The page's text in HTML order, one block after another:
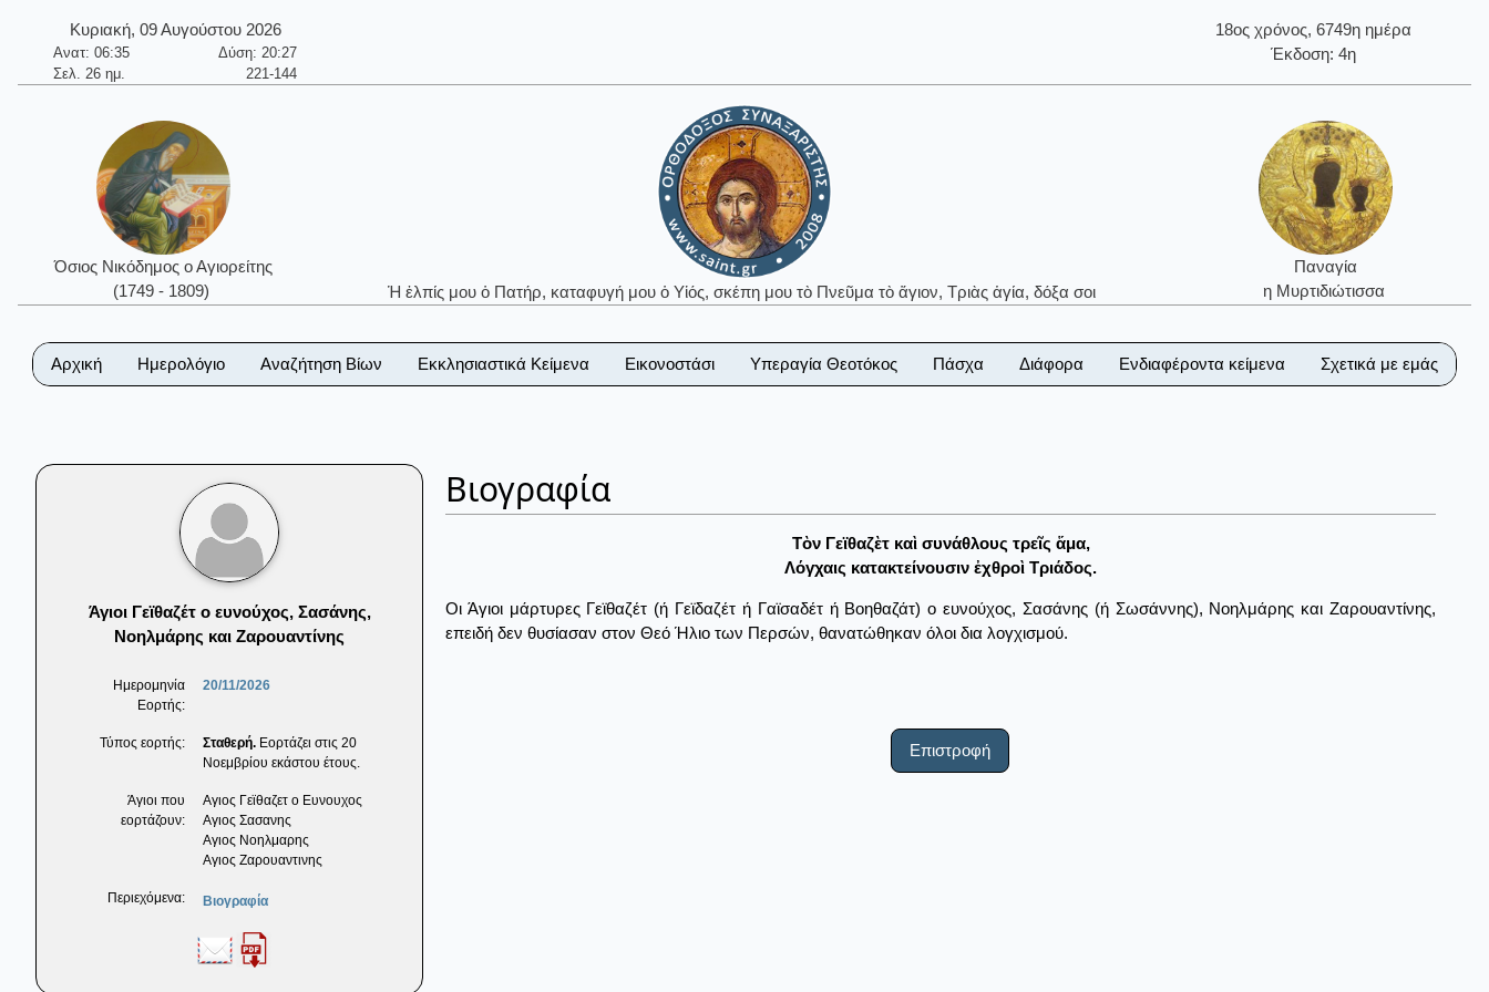
Κυριακή, 09 Αυγούστου 2026
Ανατ: 06:35
Δύση: 20:27
Σελ. 26 ημ.
221-144
18ος χρόνος, 6749η ημέρα
Έκδοση: 4η
Όσιος Νικόδημος ο Αγιορείτης
(1749 - 1809)
Ἡ ἐλπίς μου ὁ Πατήρ, καταφυγή μου ὁ Υἱός, σκέπη μου τὸ Πνεῦμα τὸ ἅγιον, Τριὰς ἁγία, δόξα σοι
Παναγία
η Μυρτιδιώτισσα
Αρχική Ημερολόγιο Αναζήτηση Βίων Εκκλησιαστικά Κείμενα Εικονοστάσι Υπεραγία Θεοτόκος Πάσχα Διάφορα Ενδιαφέροντα κείμενα Σχετικά με εμάς
Άγιοι Γεϊθαζέτ ο ευνούχος, Σασάνης,
Νοηλμάρης και Ζαρουαντίνης
Ημερομηνία
Εορτής:
20/11/2026
Τύπος εορτής: Σταθερή. Εορτάζει στις 20
Νοεμβρίου εκάστου έτους.
Άγιοι που
εορτάζουν:
Αγιος Γεϊθαζετ ο Ευνουχος
Αγιος Σασανης
Αγιος Νοηλμαρης
Αγιος Ζαρουαντινης
Περιεχόμενα: Βιογραφία
Βιογραφία
Τὸν Γεϊθαζὲτ καὶ συνάθλους τρεῖς ἅμα,
Λόγχαις κατακτείνουσιν ἐχθροὶ Τριάδος.
Οι Άγιοι μάρτυρες Γεϊθαζέτ (ή Γεϊδαζέτ ή Γαϊσαδέτ ή Βοηθαζάτ) ο ευνούχος, Σασάνης (ή Σωσάννης), Νοηλμάρης και Ζαρουαντίνης,
επειδή δεν θυσίασαν στον Θεό Ήλιο των Περσών, θανατώθηκαν όλοι δια λογχισμού.
Επιστροφή